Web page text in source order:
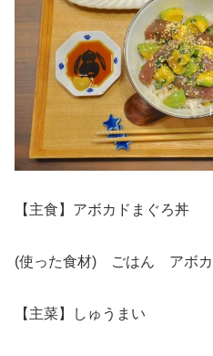
【主食】アボカドまぐろ丼
(使った食材) ごはん アボ
【主菜】しゅうまい